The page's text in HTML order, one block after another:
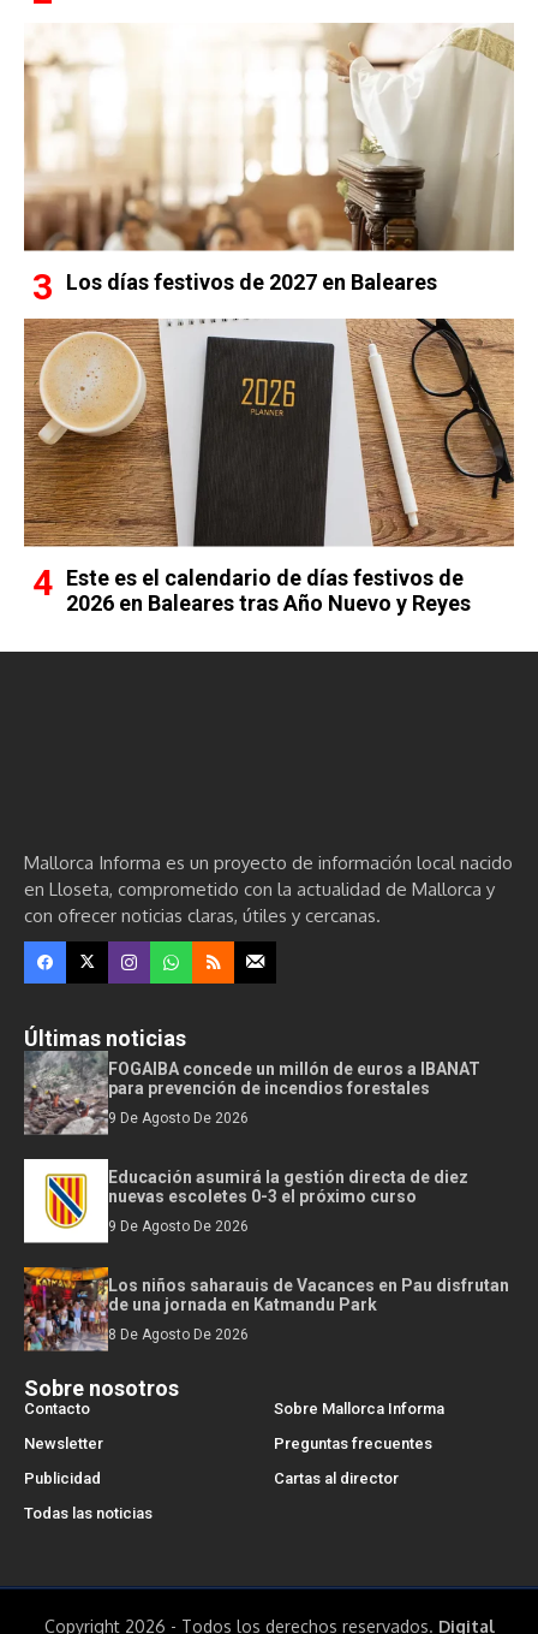
Los días festivos de 2027 en Baleares
Este es el calendario de días festivos de
2026 en Baleares tras Año Nuevo y Reyes
Mallorca Informa es un proyecto de información local nacido
en Lloseta, comprometido con la actualidad de Mallorca y
con ofrecer noticias claras, útiles y cercanas.
Últimas noticias
FOGAIBA concede un millón de euros a IBANAT
para prevención de incendios forestales
9 De Agosto De 2026
Educación asumirá la gestión directa de diez
nuevas escoletes 0-3 el próximo curso
9 De Agosto De 2026
Los niños saharauis de Vacances en Pau disfrutan
de una jornada en Katmandu Park
8 De Agosto De 2026
Sobre nosotros
Contacto
Sobre Mallorca Informa
Newsletter
Preguntas frecuentes
Publicidad
Cartas al director
Todas las noticias
Copyright 2026 - Todos los derechos reservados. Digital